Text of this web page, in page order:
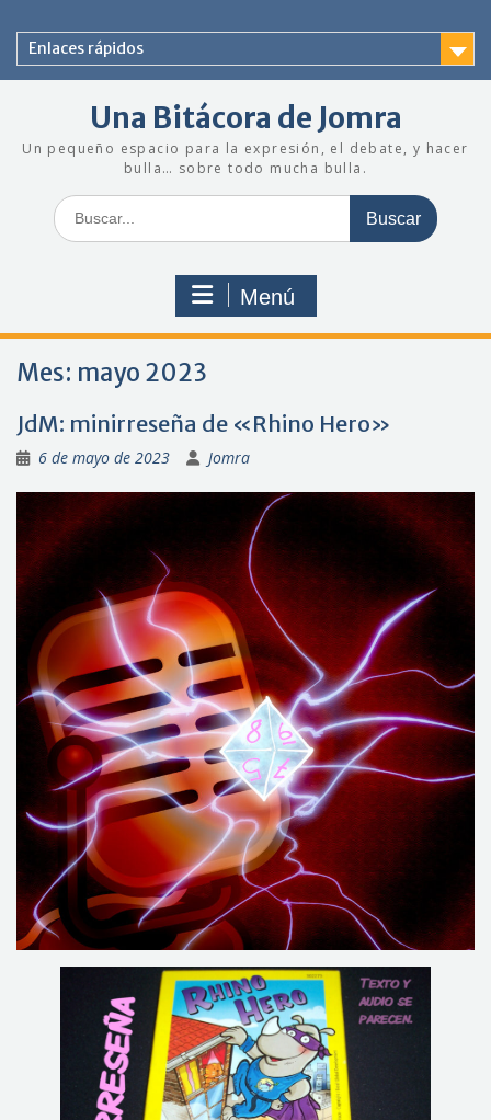
contenido
Enlaces rápidos
Una Bitácora de Jomra
Un pequeño espacio para la expresión, el debate, y hacer
bulla… sobre todo mucha bulla.
Buscar:
Menú
Mes: mayo 2023
JdM: minirreseña de «Rhino Hero»
6 de mayo de 2023 Jomra